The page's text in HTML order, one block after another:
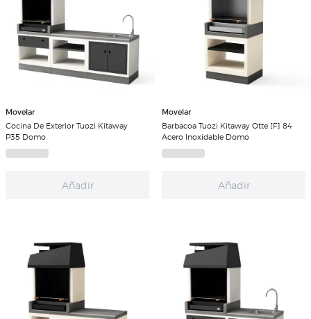
Movelar
Cocina De Exterior Tuozi Kitaway
P35 Domo
Añadir
Movelar
Barbacoa Tuozi Kitaway Otte [F] 84
Acero Inoxidable Domo
Añadir